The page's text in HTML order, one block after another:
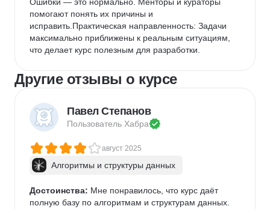
помогают понять их причины и
исправить.Практическая направленность: Задачи
максимально приближены к реальным ситуациям,
что делает курс полезным для разработки.
Другие отзывы о курсе
Павел Степанов
Пользователь Хабра
август 2025
Алгоритмы и структуры данных
Достоинства: Мне понравилось, что курс даёт
полную базу по алгоритмам и структурам данных.